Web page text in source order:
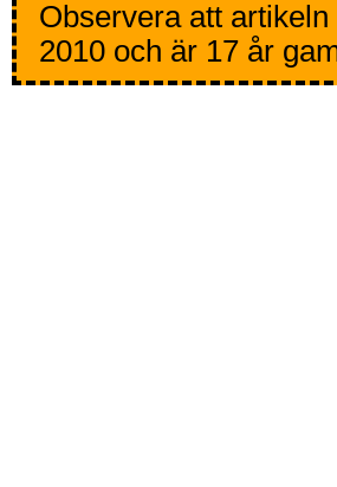
Observera att
2010 och är 17 år